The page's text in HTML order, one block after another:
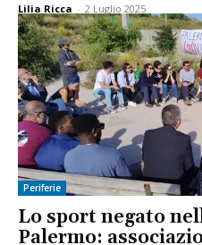
Lilia Ricca - 2 Luglio 2025
Periferie
Lo sport negato
Palermo: